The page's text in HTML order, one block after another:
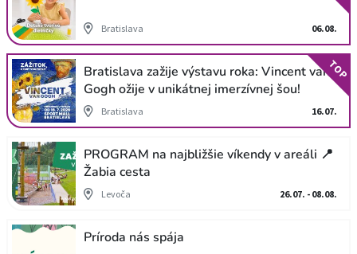
Bratislava 06.08.
Bratislava zažije výstavu roka: Vincent van
Gogh ožije v unikátnej imerzívnej šou!
Bratislava 16.07.
TOP
PROGRAM na najbližšie víkendy v areáli 📍
Žabia cesta
Levoča 26.07. - 08.08.
Príroda nás spája